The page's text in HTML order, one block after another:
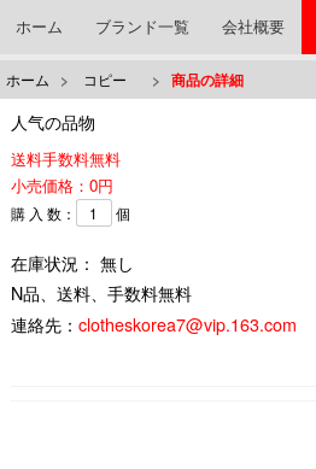
ホーム ブランド一覧 会社概要
ホーム > コピー > 商品の詳細
人气の品物
送料手数料無料
小売価格：0円
購 入 数： 個
在庫状況： 無し
N品、送料、手数料無料
連絡先： clotheskorea7@vip.163.com